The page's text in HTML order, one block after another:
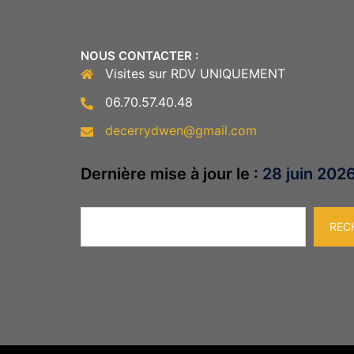
NOUS CONTACTER :
Visites sur RDV UNIQUEMENT
06.70.57.40.48
decerrydwen@gmail.com
Dernière mise à jour le : 28 juin